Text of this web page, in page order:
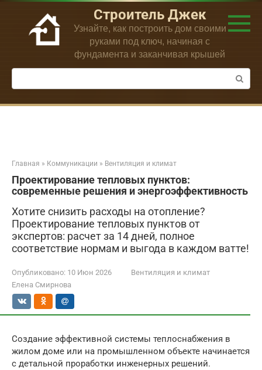
Перейти
контенту
Строитель Джек
Узнайте, как построить дом своими
руками под ключ, начиная с
фундамента и заканчивая крышей
Поиск:
Главная » Коммуникации » Вентиляция и климат
Проектирование тепловых пунктов:
современные решения и энергоэффективность
Хотите снизить расходы на отопление?
Проектирование тепловых пунктов от
экспертов: расчет за 14 дней, полное
соответствие нормам и выгода в каждом ватте!
Опубликовано: 10 Июн 2026
Вентиляция и климат
Елена Смирнова
Создание эффективной системы теплоснабжения в
жилом доме или на промышленном объекте начинается
с детальной проработки инженерных решений.